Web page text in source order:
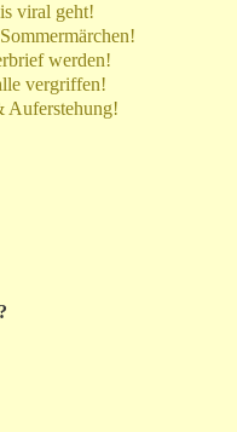
viral geht!
werden!
vergriffen!
Auferstehung!